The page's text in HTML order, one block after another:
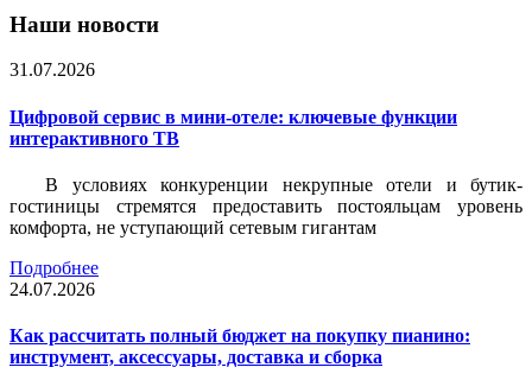
Наши новости
31.07.2026
Цифровой сервис в мини-отеле: ключевые функции
интерактивного ТВ
В условиях конкуренции некрупные отели и бутик-
гостиницы стремятся предоставить постояльцам уровень
комфорта, не уступающий сетевым гигантам
Подробнее
24.07.2026
Как рассчитать полный бюджет на покупку пианино:
инструмент, аксессуары, доставка и сборка